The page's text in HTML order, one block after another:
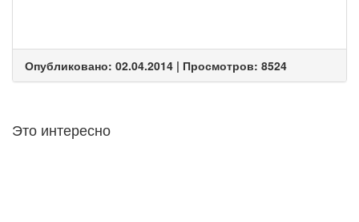
Опубликовано: 02.04.2014 | Просмотров: 8524
Это интересно